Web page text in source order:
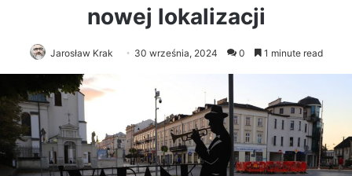
nowej lokalizacji
Jarosław Krak 30 września, 2024 0 1 minute read